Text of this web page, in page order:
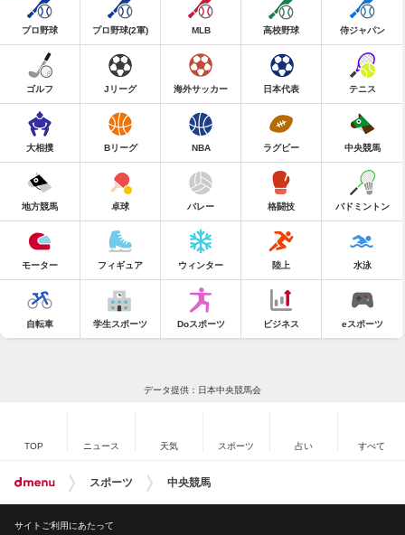
プロ野球 プロ野球(2軍) MLB 高校野球 侍ジャパン
ゴルフ Jリーグ 海外サッカー 日本代表 テニス
大相撲 Bリーグ NBA ラグビー 中央競馬
地方競馬 卓球 バレー 格闘技 バドミントン
モーター フィギュア ウィンター 陸上 水泳
自転車 学生スポーツ Doスポーツ ビジネス eスポーツ
データ提供：日本中央競馬会
TOP ニュース 天気 スポーツ 占い すべて
スポーツ 中央競馬
サイトご利用にあたって